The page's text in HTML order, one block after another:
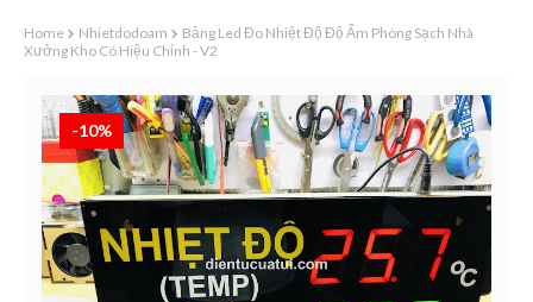
Home Nhietdodoam
Bảng Led Đo Nhiệt Độ Độ Ẩm Phòng Sạch Nhà
Xưởng Kho Có Hiệu Chỉnh - V2
-10%